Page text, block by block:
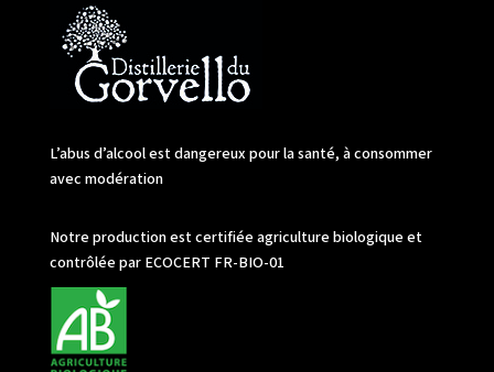
L’abus d’alcool est dangereux pour la santé, à consommer
avec modération
Notre production est certifiée agriculture biologique et
contrôlée par ECOCERT FR-BIO-01